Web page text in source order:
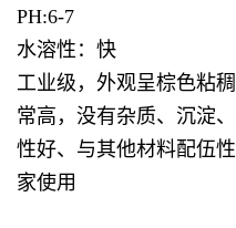
PH:6-7
水溶性：快
工业级，外观呈棕色粘
常高，没有杂质、沉淀
性好、与其他材料配伍
家使用